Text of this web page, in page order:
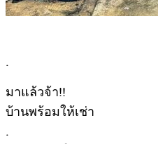
.
มาแล้วจ้า!!
บ้านพร้อมให้เช่า
.